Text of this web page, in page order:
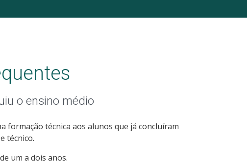
o ensino médio
formação técnica aos alunos que já concluíram
técnico.
um a dois anos.